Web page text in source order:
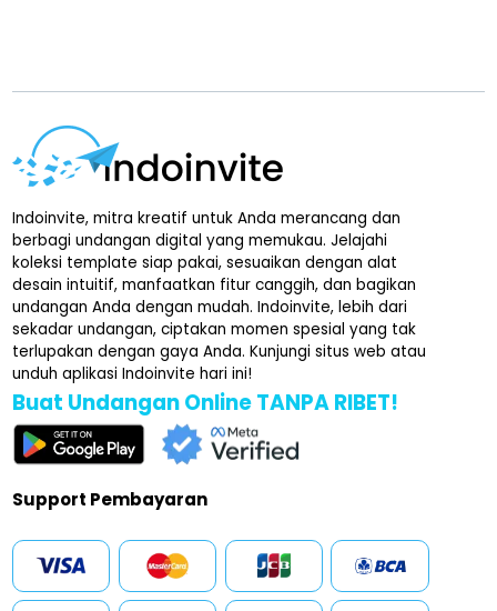
Indoinvite, mitra kreatif untuk Anda merancang dan
berbagi undangan digital yang memukau. Jelajahi
koleksi template siap pakai, sesuaikan dengan alat
desain intuitif, manfaatkan fitur canggih, dan bagikan
undangan Anda dengan mudah. Indoinvite, lebih dari
sekadar undangan, ciptakan momen spesial yang tak
terlupakan dengan gaya Anda. Kunjungi situs web atau
unduh aplikasi Indoinvite hari ini!
Buat Undangan Online TANPA RIBET!
Support Pembayaran